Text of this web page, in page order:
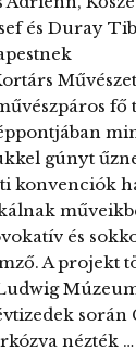
és Duray
gúnyt
konvenciók
és
A projekt
során
nézték …